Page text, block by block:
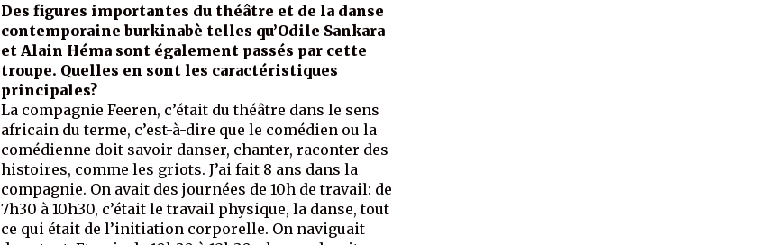
Des figures importantes du théâtre et de la danse
contemporaine burkinabè telles qu’Odile Sankara
et Alain Héma sont également passés par cette
troupe. Quelles en sont les caractéristiques
principales?
La compagnie Feeren, c’était du théâtre dans le sens
africain du terme, c’est-à-dire que le comédien ou la
comédienne doit savoir danser, chanter, raconter des
histoires, comme les griots. J’ai fait 8 ans dans la
compagnie. On avait des journées de 10h de travail: de
7h30 à 10h30, c’était le travail physique, la danse, tout
ce qui était de l’initiation corporelle. On naviguait